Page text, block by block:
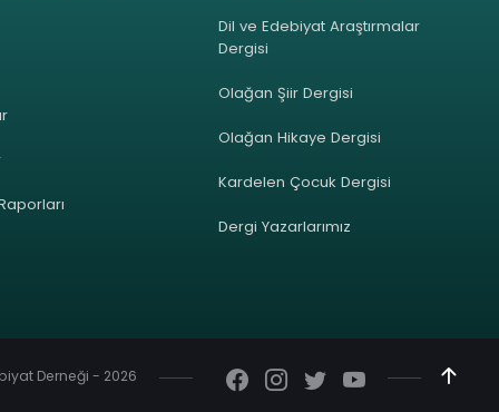
Dil ve Edebiyat Araştırmalar
Dergisi
Olağan Şiir Dergisi
Olağan Hikaye Dergisi
Kardelen Çocuk Dergisi
Dergi Yazarlarımız
Derneği - 2026